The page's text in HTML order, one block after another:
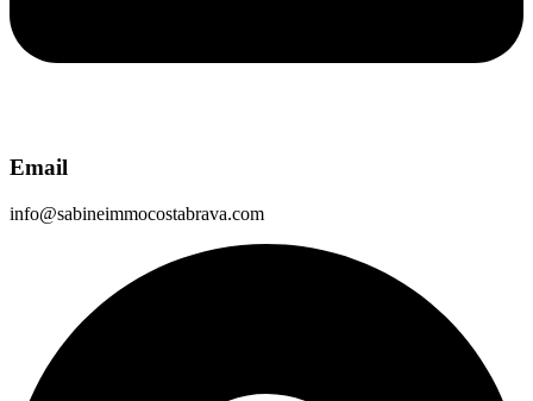
Email
info@sabineimmocostabrava.com